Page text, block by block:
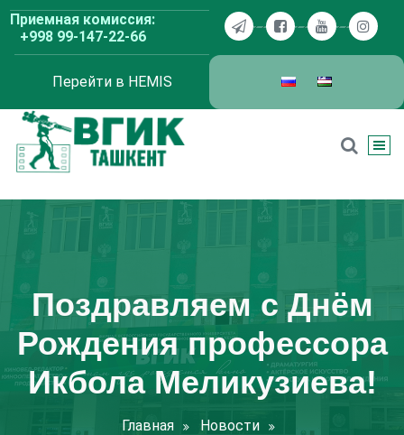
Перейти
содержимому
Приемная комиссия:
+998 99-147-22-66
Перейти в HEMIS
Поздравляем с Днём
Рождения профессора
Икбола Меликузиева!
Главная
Новости